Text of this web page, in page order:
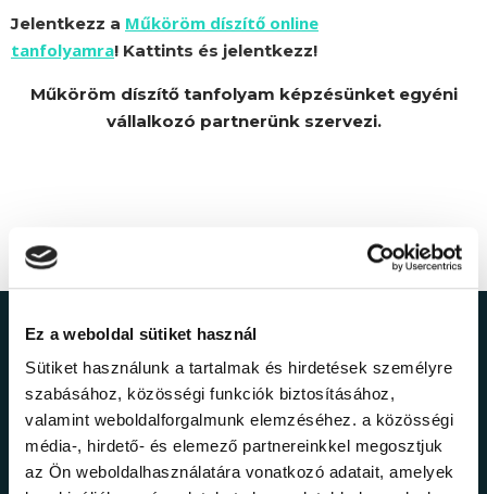
Ez a weboldal sütiket használ
Sütiket használunk a tartalmak és hirdetések személyre
szabásához, közösségi funkciók biztosításához,
valamint weboldalforgalmunk elemzéséhez. a közösségi
média-, hirdető- és elemező partnereinkkel megosztjuk
az Ön weboldalhasználatára vonatkozó adatait, amelyek
Jelentkezz a Műköröm díszítő online
tanfolyamra! Kattints és jelentkezz!
Műköröm díszítő tanfolyam képzésünket egyéni
vállalkozó partnerünk szervezi.
Ne maradj le a
legfrissebb
információkról!